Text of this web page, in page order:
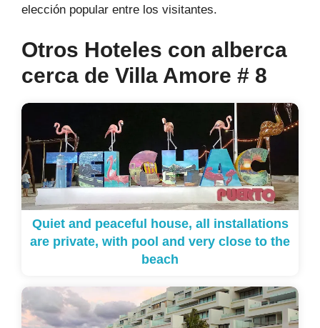
elección popular entre los visitantes.
Otros Hoteles con alberca
cerca de Villa Amore # 8
Quiet and peaceful house, all installations
are private, with pool and very close to the
beach